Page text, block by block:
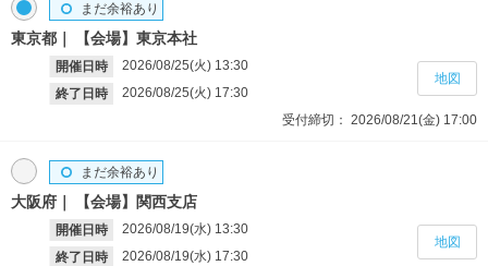
東京都 【会場】東京本社
開催日時 2026/08/25(火) 13:30
終了日時
2026/08/25(火) 17:30
まだ余裕あり
受付締切： 2026/08/21(金) 17:00
地図
大阪府 【会場】関西支店
開催日時 2026/08/19(水) 13:30
終了日時
2026/08/19(水) 17:30
まだ余裕あり
地図